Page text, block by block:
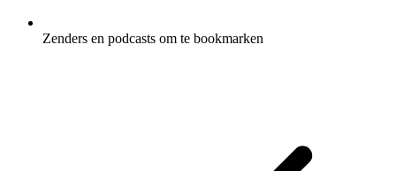
Zenders en podcasts om te bookmarken